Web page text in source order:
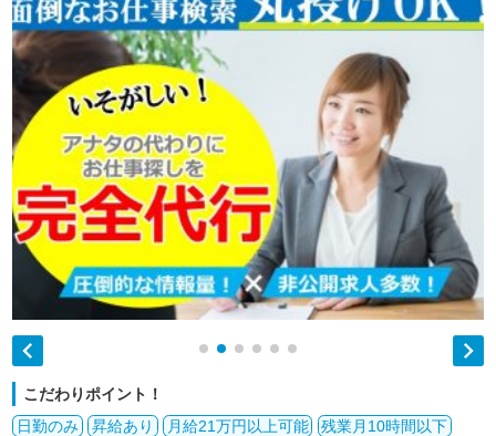
 
こだわりポイント！
日勤のみ
昇給あり 月給21万円以上可能
残業月10時間以下